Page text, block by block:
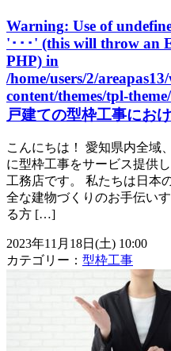
Warning: Use of
'･･･' (this will throw an
PHP) in
/home/users/2/
content/themes/tpl-
戸建ての型枠工事にお
こんにちは！ 愛知県内全域
に型枠工事をサービス提供
工務店です。 私たちは日本
全な建物づくりのお手伝い
る方 […]
2023年11月18日(土) 10:00
カテゴリー： 型枠工事